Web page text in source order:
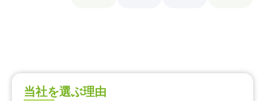
当社を選ぶ理由